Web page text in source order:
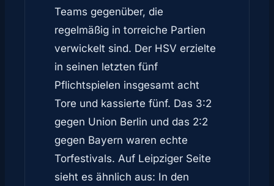
Teams gegenüber, die
regelmäßig in torreiche Partien
verwickelt sind. Der HSV erzielte
in seinen letzten fünf
Pflichtspielen insgesamt acht
Tore und kassierte fünf. Das 3:2
gegen Union Berlin und das 2:2
gegen Bayern waren echte
Torfestivals. Auf Leipziger Seite
sieht es ähnlich aus: In den